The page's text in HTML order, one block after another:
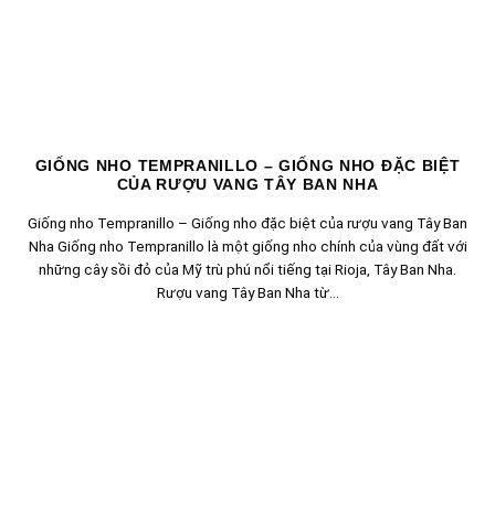
GIỐNG NHO TEMPRANILLO – GIỐNG NHO ĐẶC BIỆT
CỦA RƯỢU VANG TÂY BAN NHA
Giống nho Tempranillo – Giống nho đặc biệt của rượu vang Tây Ban
Nha Giống nho Tempranillo là một giống nho chính của vùng đất với
những cây sồi đỏ của Mỹ trù phú nổi tiếng tại Rioja, Tây Ban Nha.
Rượu vang Tây Ban Nha từ...